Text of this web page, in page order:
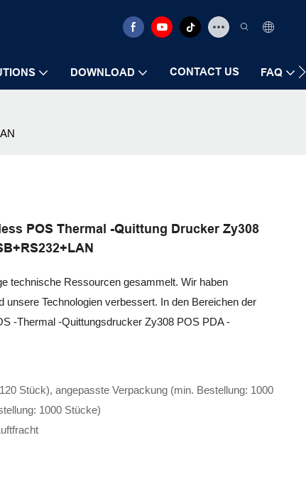
DOWNLOAD CONTACT US FAQ
POS Thermal -Quittung Drucker Zy308
technische Ressourcen gesammelt. Wir haben
Technologien verbessert. In den Bereichen der
-Thermal -Quittungsdrucker Zy308 POS PDA -
Stück), angepasste Verpackung (min. Bestellung: 1000
1000 Stücke)